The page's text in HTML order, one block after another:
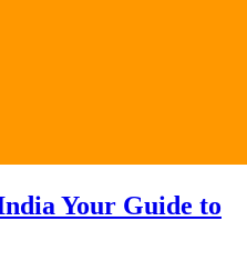
Your Guide to